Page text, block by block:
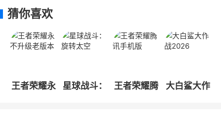
猜你喜欢
王者荣耀永
星球战斗：
王者荣耀腾
大白鲨大作